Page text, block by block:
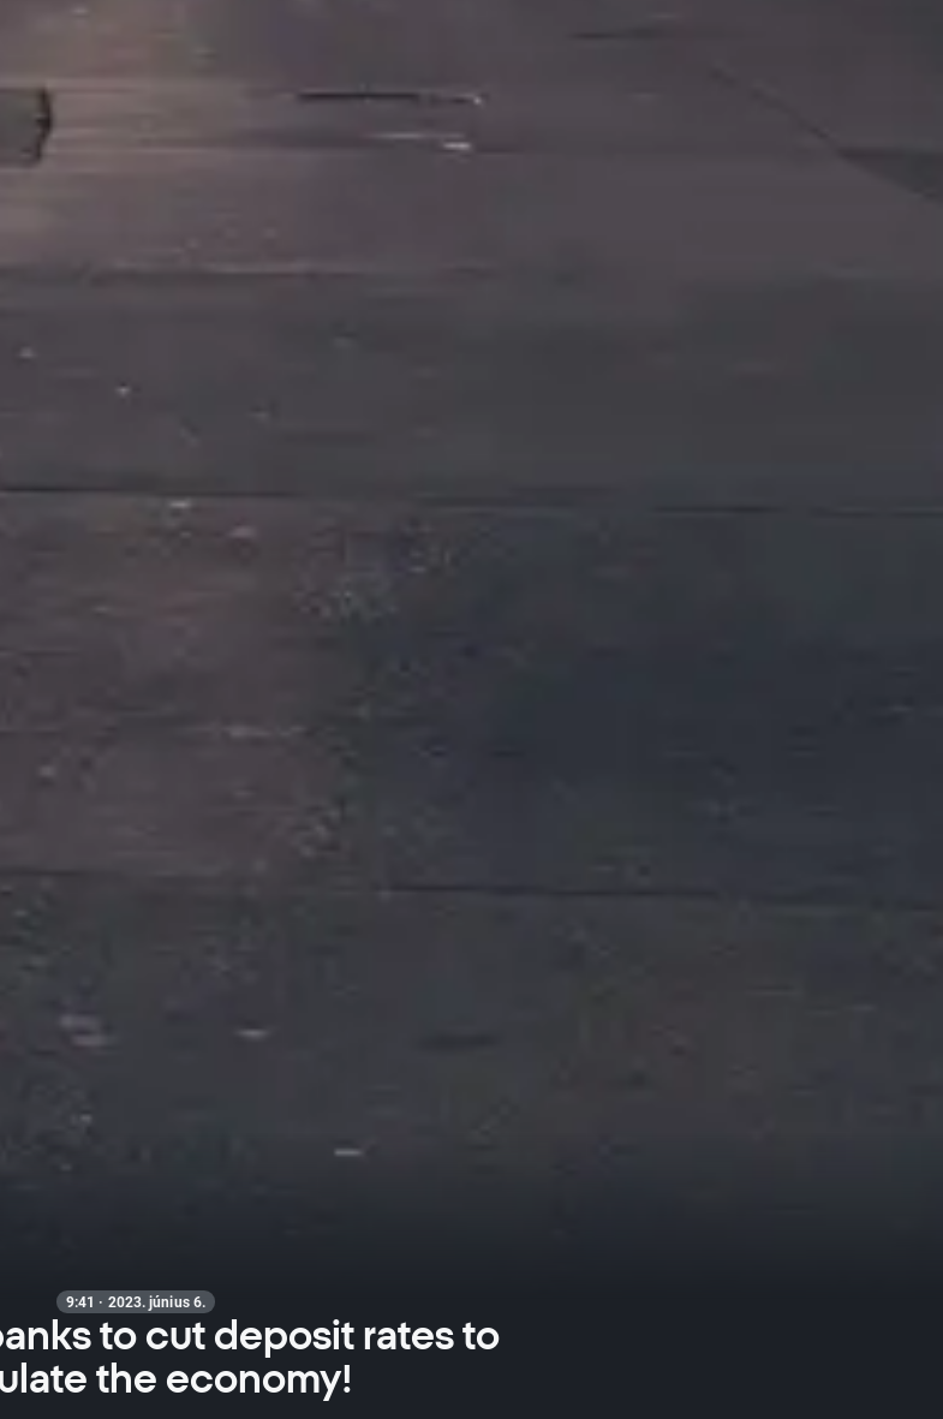
9:41 · 2023. június 6.
to cut deposit rates to
the economy!